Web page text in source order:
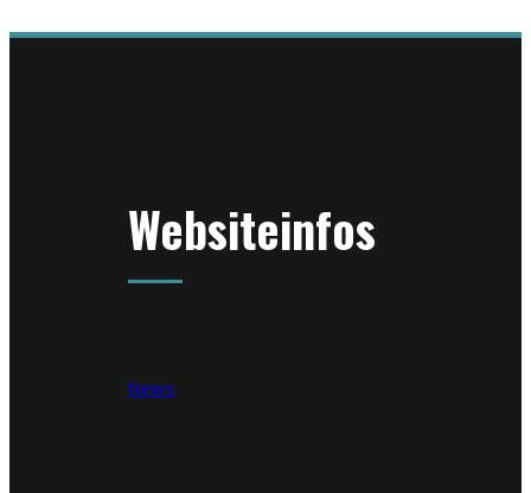
Websiteinfos
News